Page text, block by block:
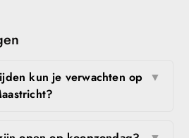
kun je verwachten op
▼